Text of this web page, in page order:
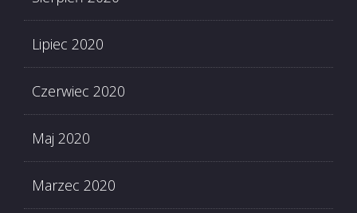
Lipiec 2020
Czerwiec 2020
Maj 2020
Marzec 2020